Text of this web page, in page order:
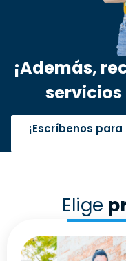
¡Además,
¡Escríbenos
Elige